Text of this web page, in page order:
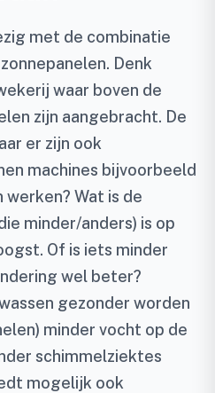
met de combinatie
Denk
waar boven de
zijn aangebracht. De
er zijn ook
machines bijvoorbeeld
Wat is de
minder/anders) is op
Of is iets minder
wel beter?
gezonder worden
minder vocht op de
schimmelziektes
mogelijk ook